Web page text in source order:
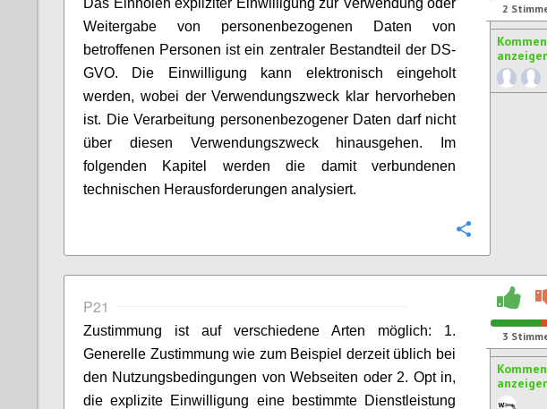
Das Einholen expliziter Einwilligung zur Verwendung oder
Weitergabe von personenbezogenen Daten von
betroffenen Personen ist ein zentraler Bestandteil der DS-
GVO. Die Einwilligung kann elektronisch eingeholt
werden, wobei der Verwendungszweck klar hervorheben
ist. Die Verarbeitung personenbezogener Daten darf nicht
über diesen Verwendungszweck hinausgehen. Im
folgenden Kapitel werden die damit verbundenen
technischen Herausforderungen analysiert.
2
P21
Zustimmung ist auf verschiedene Arten möglich: 1.
Generelle Zustimmung wie zum Beispiel derzeit üblich bei
den Nutzungsbedingungen von Webseiten oder 2. Opt in,
die explizite Einwilligung eine bestimmte Dienstleistung
3